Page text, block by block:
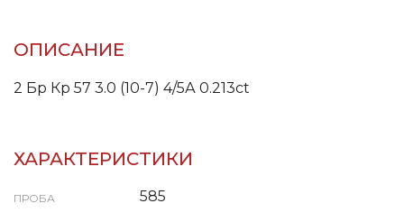
ОПИСАНИЕ
2 Бр Кр 57 3.0 (10-7) 4/5А 0.213ct
ХАРАКТЕРИСТИКИ
ПРОБА 585